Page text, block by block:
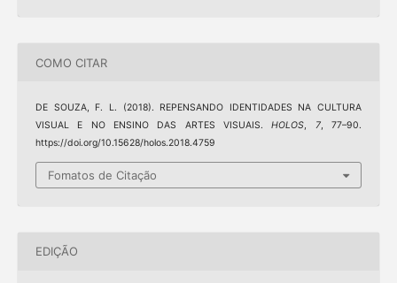
COMO CITAR
DE SOUZA, F. L. (2018). REPENSANDO IDENTIDADES NA CULTURA
VISUAL E NO ENSINO DAS ARTES VISUAIS.HOLOS, 7, 77–90.
https://doi.org/10.15628/holos.2018.4759
Fomatos de Citação
EDIÇÃO